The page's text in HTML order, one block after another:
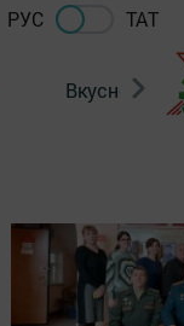
РУС ТАТ
Вкусности